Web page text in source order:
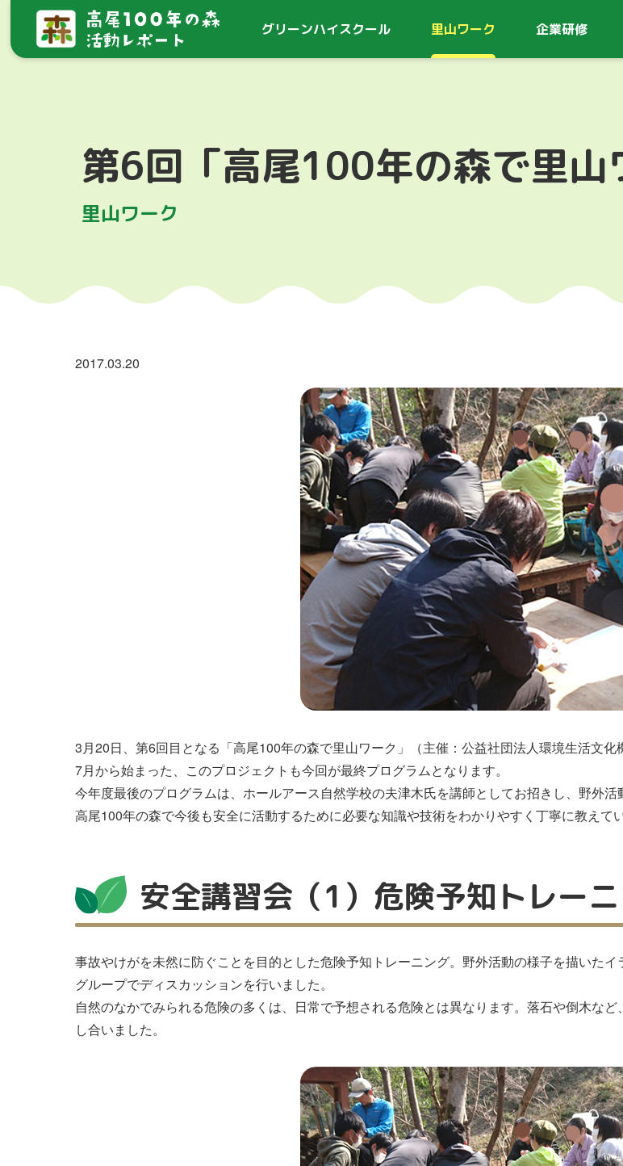
グリーンハイスクール 里山ワーク 企業研修
第6回「高尾100年の森で里山
里山ワーク
2017.03.20
3月20日、第6回目となる「高尾100年の森で里山ワーク」（主催：公益社団法人環境生活文化
7月から始まった、このプロジェクトも今回が最終プログラムとなります。
今年度最後のプログラムは、ホールアース自然学校の夫津木氏を講師としてお招きし、野外活
高尾100年の森で今後も安全に活動するために必要な知識や技術をわかりやすく丁寧に教えて
安全講習会（1）危険予知トレー
事故やけがを未然に防ぐことを目的とした危険予知トレーニング。野外活動の様子を描いた
グループでディスカッションを行いました。
自然のなかでみられる危険の多くは、日常で予想される危険とは異なります。落石や倒木な
し合いました。